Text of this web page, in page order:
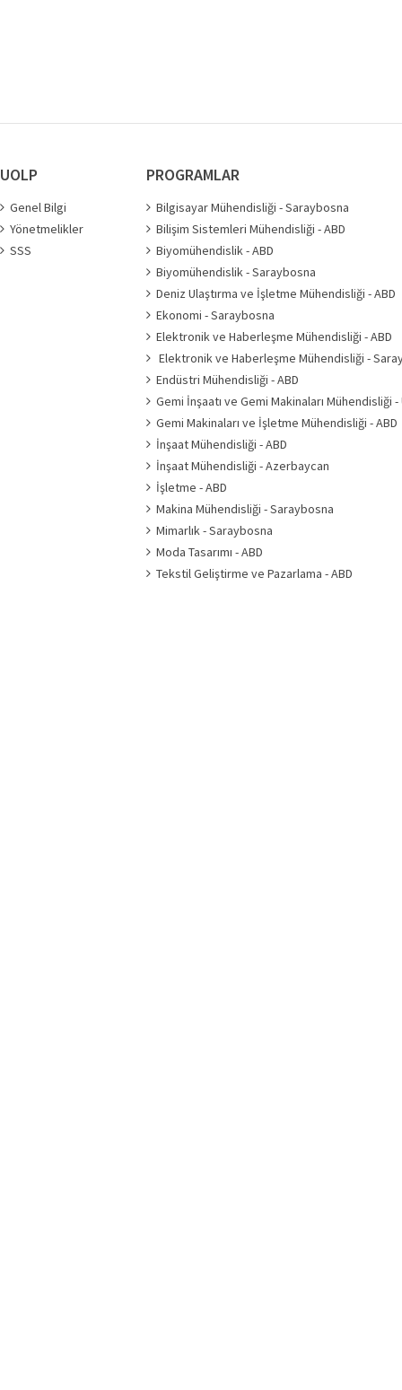
UOLP
Genel Bilgi
Yönetmelikler
SSS
PROGRAMLAR
Bilgisayar Mühendisliği - Saraybosna
Bilişim Sistemleri Mühendisliği - ABD
Biyomühendislik - ABD
Biyomühendislik - Saraybosna
Deniz Ulaştırma ve İşletme Mühendisliği - ABD
Ekonomi - Saraybosna
Elektronik ve Haberleşme Mühendisliği - ABD
Elektronik ve Haberleşme Mühendisliği -
Endüstri Mühendisliği - ABD
Gemi İnşaatı ve Gemi Makinaları Mühendisliği -
Gemi Makinaları ve İşletme Mühendisliği - ABD
İnşaat Mühendisliği - ABD
İnşaat Mühendisliği - Azerbaycan
İşletme - ABD
Makina Mühendisliği - Saraybosna
Mimarlık - Saraybosna
Moda Tasarımı - ABD
Tekstil Geliştirme ve Pazarlama - ABD